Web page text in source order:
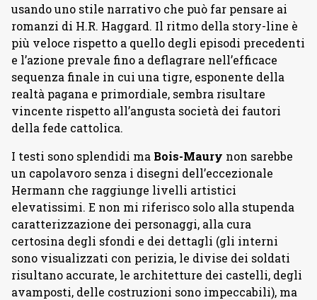
usando uno stile narrativo che può far pensare ai
romanzi di H.R. Haggard. Il ritmo della story-line è
più veloce rispetto a quello degli episodi precedenti
e l’azione prevale fino a deflagrare nell’efficace
sequenza finale in cui una tigre, esponente della
realtà pagana e primordiale, sembra risultare
vincente rispetto all’angusta società dei fautori
della fede cattolica.
I testi sono splendidi ma Bois-Maury non sarebbe
un capolavoro senza i disegni dell’eccezionale
Hermann che raggiunge livelli artistici
elevatissimi. E non mi riferisco solo alla stupenda
caratterizzazione dei personaggi, alla cura
certosina degli sfondi e dei dettagli (gli interni
sono visualizzati con perizia, le divise dei soldati
risultano accurate, le architetture dei castelli, degli
avamposti, delle costruzioni sono impeccabili), ma